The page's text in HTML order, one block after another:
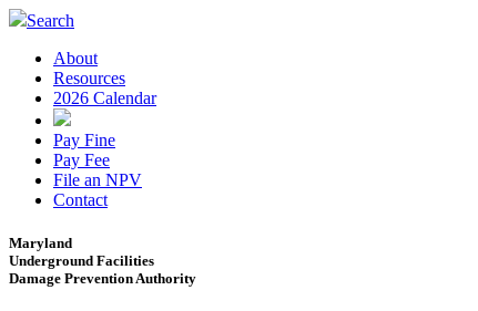
Search
About
Resources
2026 Calendar
Pay Fine
Pay Fee
File an NPV
Contact
Maryland
Underground Facilities
Damage Prevention Authority